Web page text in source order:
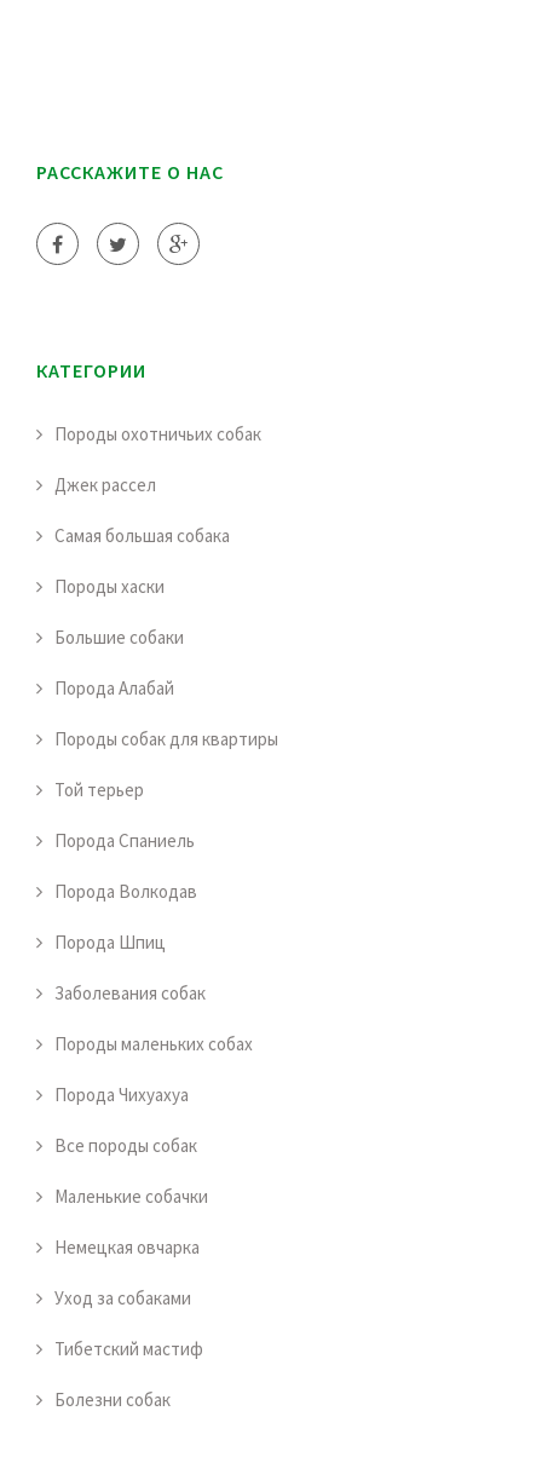
РАССКАЖИТЕ О НАС
КАТЕГОРИИ
Породы охотничьих собак
Джек рассел
Самая большая собака
Породы хаски
Большие собаки
Порода Алабай
Породы собак для квартиры
Той терьер
Порода Спаниель
Порода Волкодав
Порода Шпиц
Заболевания собак
Породы маленьких собах
Порода Чихуахуа
Все породы собак
Маленькие собачки
Немецкая овчарка
Уход за собаками
Тибетский мастиф
Болезни собак